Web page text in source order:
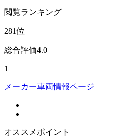
閲覧ランキング
281位
総合評価4.0
1
メーカー車両情報ページ
オススメポイント